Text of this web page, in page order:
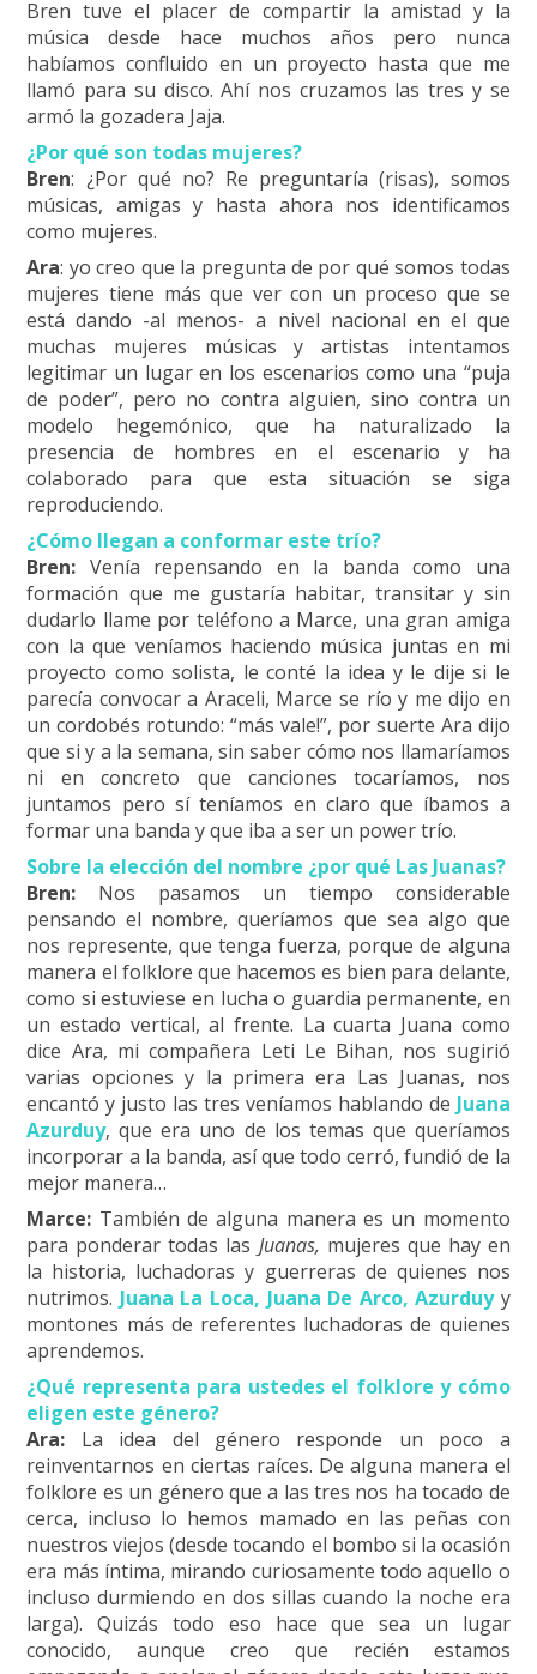
Bren tuve el placer de compartir la amistad y la
música desde hace muchos años pero nunca
habíamos confluido en un proyecto hasta que me
llamó para su disco. Ahí nos cruzamos las tres y se
armó la gozadera Jaja.
¿Por qué son todas mujeres?
Bren: ¿Por qué no? Re preguntaría (risas), somos
músicas, amigas y hasta ahora nos identificamos
como mujeres.
Ara: yo creo que la pregunta de por qué somos todas
mujeres tiene más que ver con un proceso que se
está dando -al menos- a nivel nacional en el que
muchas mujeres músicas y artistas intentamos
legitimar un lugar en los escenarios como una “puja
de poder”, pero no contra alguien, sino contra un
modelo hegemónico, que ha naturalizado la
presencia de hombres en el escenario y ha
colaborado para que esta situación se siga
reproduciendo.
¿Cómo llegan a conformar este trío?
Bren: Venía repensando en la banda como una
formación que me gustaría habitar, transitar y sin
dudarlo llame por teléfono a Marce, una gran amiga
con la que veníamos haciendo música juntas en mi
proyecto como solista, le conté la idea y le dije si le
parecía convocar a Araceli, Marce se río y me dijo en
un cordobés rotundo: “más vale!”, por suerte Ara dijo
que si y a la semana, sin saber cómo nos llamaríamos
ni en concreto que canciones tocaríamos, nos
juntamos pero sí teníamos en claro que íbamos a
formar una banda y que iba a ser un power trío.
Sobre la elección del nombre ¿por qué Las Juanas?
Bren: Nos pasamos un tiempo considerable
pensando el nombre, queríamos que sea algo que
nos represente, que tenga fuerza, porque de alguna
manera el folklore que hacemos es bien para delante,
como si estuviese en lucha o guardia permanente, en
un estado vertical, al frente. La cuarta Juana como
dice Ara, mi compañera Leti Le Bihan, nos sugirió
varias opciones y la primera era Las Juanas, nos
encantó y justo las tres veníamos hablando de Juana
Azurduy, que era uno de los temas que queríamos
incorporar a la banda, así que todo cerró, fundió de la
mejor manera…
Marce: También de alguna manera es un momento
para ponderar todas las Juanas, mujeres que hay en
la historia, luchadoras y guerreras de quienes nos
nutrimos. Juana La Loca, Juana De Arco, Azurduyy
montones más de referentes luchadoras de quienes
aprendemos.
¿Qué representa para ustedes el folklore y cómo
eligen este género?
Ara: La idea del género responde un poco a
reinventarnos en ciertas raíces. De alguna manera el
folklore es un género que a las tres nos ha tocado de
cerca, incluso lo hemos mamado en las peñas con
nuestros viejos (desde tocando el bombo si la ocasión
era más íntima, mirando curiosamente todo aquello o
incluso durmiendo en dos sillas cuando la noche era
larga). Quizás todo eso hace que sea un lugar
conocido, aunque creo que recién estamos